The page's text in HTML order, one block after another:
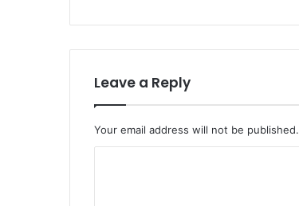
Leave a Reply
Your email address will not be published.